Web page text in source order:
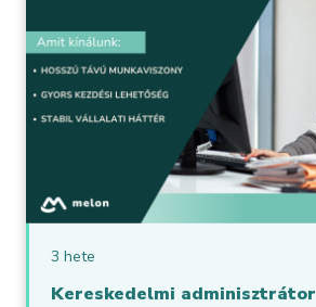
3 hete
Kereskedelmi adminisztrátor